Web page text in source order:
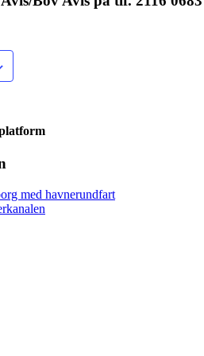
med havnerundfart